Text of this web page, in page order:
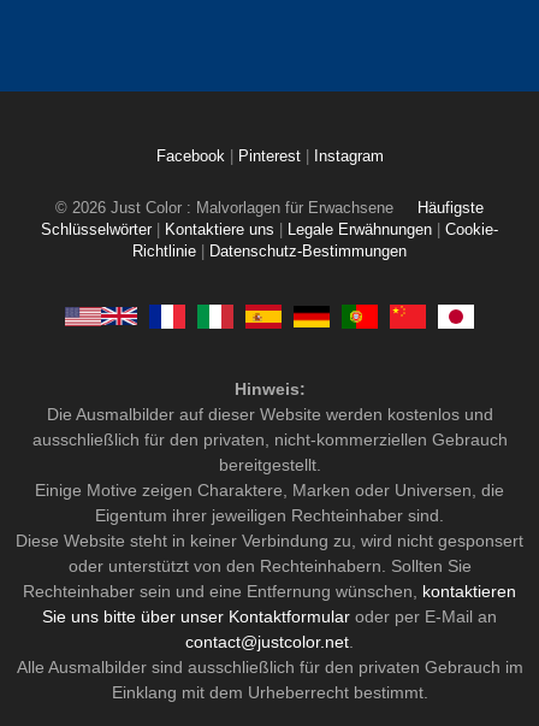
Facebook Pinterest Instagram
© 2026 Just Color : Malvorlagen für Erwachsene
Häufigste
Schlüsselwörter
Kontaktiere uns Legale Erwähnungen
Cookie-
Richtlinie
Datenschutz-Bestimmungen
Hinweis:
Die Ausmalbilder auf dieser Website werden kostenlos und
ausschließlich für den privaten, nicht-kommerziellen Gebrauch
bereitgestellt.
Einige Motive zeigen Charaktere, Marken oder Universen, die
Eigentum ihrer jeweiligen Rechteinhaber sind.
Diese Website steht in keiner Verbindung zu, wird nicht gesponsert
oder unterstützt von den Rechteinhabern. Sollten Sie
Rechteinhaber sein und eine Entfernung wünschen, kontaktieren
Sie uns bitte über unser Kontaktformular oder per E-Mail an
contact@justcolor.net
Alle Ausmalbilder sind ausschließlich für den privaten Gebrauch im
Einklang mit dem Urheberrecht bestimmt.